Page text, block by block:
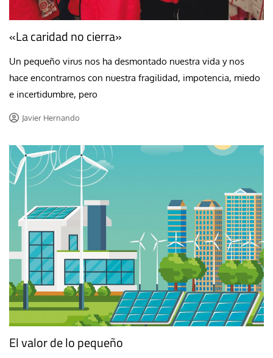
«La caridad no cierra»
Un pequeño virus nos ha desmontado nuestra vida y nos
hace encontrarnos con nuestra fragilidad, impotencia, miedo
e incertidumbre, pero
Javier Hernando
El valor de lo pequeño